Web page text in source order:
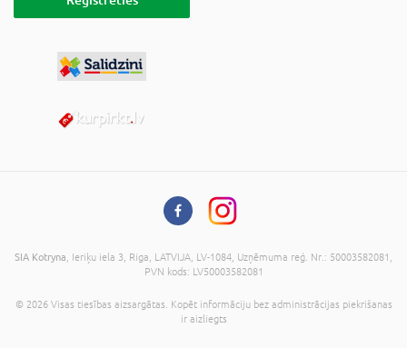
SIA Kotryna , Ieriķu iela 3, Riga, LATVIJA, LV-1084, Uzņēmuma reģ. Nr.: 50003582081,
PVN kods: LV50003582081
© 2026 Visas tiesības aizsargātas. Kopēt informāciju bez administrācijas piekrišanas
ir aizliegts